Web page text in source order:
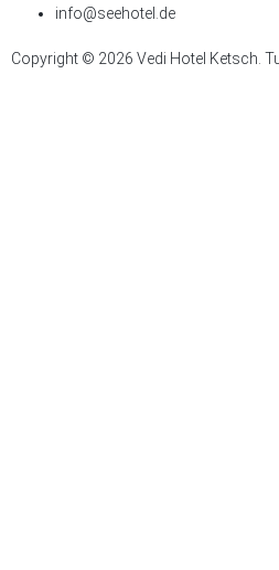
info@seehotel.de
Copyright © 2026 Vedi Hotel Ketsch.